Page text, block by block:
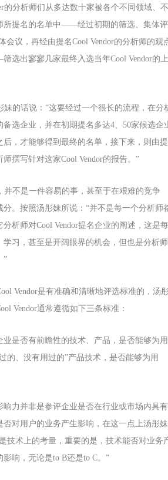
的分析师们从多达数十家被各个不同领域、不
所提名的名单中——经过初期的筛选、集体评
会议，再经由提名Cool Vendor的分析师的观
选出寥寥几家最终入选当年Cool Vendor的上
妹的话说：“这要经过一个很长的流程，在分
备选企业，并在初期提名多达4、50家候选企
后，才能够得到最终的名单，接下来，则由提
撰写针对这家Cool Vendor的报告。”
并不是一件容易的事，甚至于在艰难的竞争
。按照汤彤妹所说：“并不是每一个分析师
析师对Cool Vendor提名企业的阐述，这是每
学习，甚至是开阔眼界的机会，但也是分析师
”
Vendor是有准确和清晰地评选标准的，汤
Vendor通常遵循如下三条标准：
是否有前瞻性的技术、产品，是否能够为用
的、没有用过的”产品技术，是否能够为用
响力并非是参评企业是否在行业或市场内具有
否对用户的业务产生影响，在这一点上汤彤妹
技术上的考量，重要的是，技术能否对业务
响，无论是to B还是to C。”